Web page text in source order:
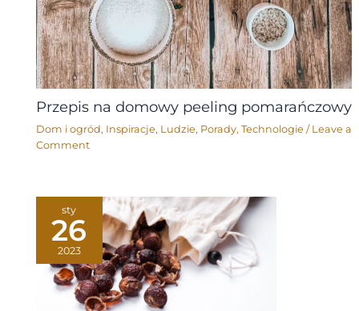
Przepis na domowy peeling pomarańczowy
Dom i ogród, Inspiracje, Ludzie, Porady, Technologie / Leave a
Comment
sty
26
2023